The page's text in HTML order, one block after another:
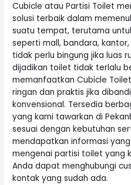
Cubicle atau Partisi Toilet
solusi terbaik dalam
suatu tempat, terutama
seperti mall, bandara,
tidak perlu bingung jika luas
dijadikan toilet tidak terlalu
memanfaatkan Cubicle
ringan dan praktis jika
konvensional. Tersedia
yang kami tawarkan di
sesuai dengan kebutuhan
mendapatkan informasi
mengenai partisi toilet yang
Anda dapat menghubungi
kontak yang sudah ada.